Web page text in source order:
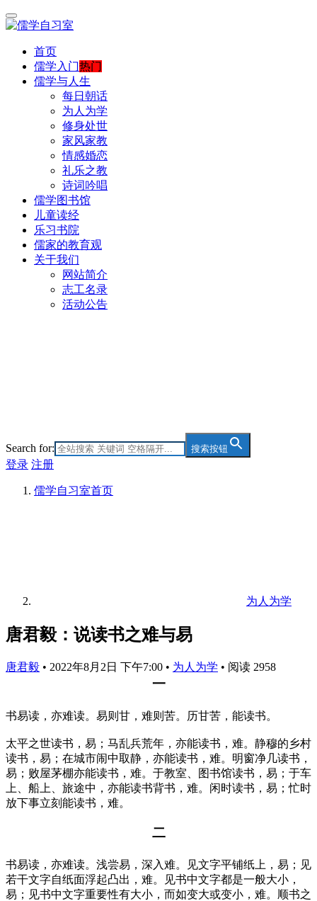
首页
儒学入门热门
儒学与人生
每日朝话
为人为学
修身处世
家风家教
情感婚恋
礼乐之教
诗词吟唱
儒学图书馆
儿童读经
乐习书院
儒家的教育观
关于我们
网站简介
志工名录
活动公告
Search for: 搜索按钮
登录 注册
儒学自习室首页
为人为学
唐君毅：说读书之难与易
唐君毅 • 2022年8月2日 下午7:00 • 为人为学 • 阅读 2958
一
书易读，亦难读。易则甘，难则苦。历甘苦，能读书。
太平之世读书，易；马乱兵荒年，亦能读书，难。静穆的乡村
读书，易；在城市闹中取静，亦能读书，难。明窗净几读书，
易；败屋茅棚亦能读书，难。于教室、图书馆读书，易；于车
上、船上、旅途中，亦能读书背书，难。闲时读书，易；忙时
放下事立刻能读书，难。
二
书易读，亦难读。浅尝易，深入难。见文字平铺纸上，易；见
若干文字自纸面浮起凸出，难。见书中文字都是一般大小，
易；见书中文字重要性有大小，而如变大或变小，难。顺书之